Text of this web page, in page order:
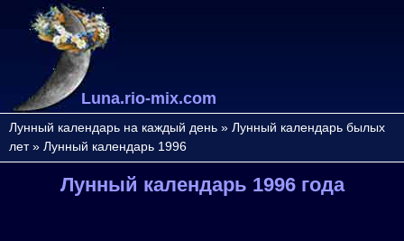
Luna.rio-mix.com
Лунный календарь на каждый день » Лунный календарь былых
лет» Лунный календарь 1996
Лунный календарь 1996 года